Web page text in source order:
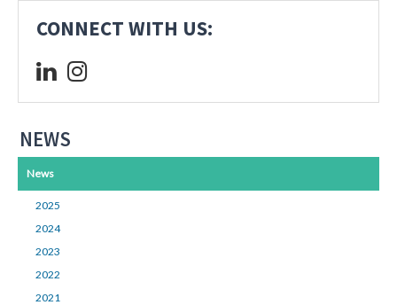
CONNECT WITH US:
NEWS
News
2025
2024
2023
2022
2021